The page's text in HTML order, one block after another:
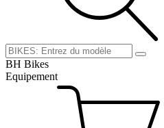
BH Bikes
Equipement